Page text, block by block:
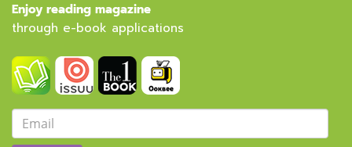
Enjoy reading magazine
through e-book applications